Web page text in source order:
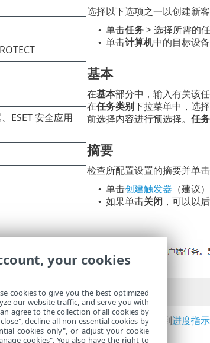
选择以下选项之一以创建新
• 单击任务> 选择所需的
• 单击计算机中的目标设
基本
在基本部分中，输入有关该
在任务类别下拉菜单中，选
前选择内容进行预选择。 任务
摘要
检查所配置设置的摘要并单击
• 单击创建触发器 （建议
• 如果单击关闭 ，可以以
在任务中，可以看到进度指
your cookies
cookies to give you the best optimized
our website traffic, and serve you with
agree to the collection of all cookies by
decline all non-essential cookies by
cookies only", or adjust your cookie
cookies". You also have the right to